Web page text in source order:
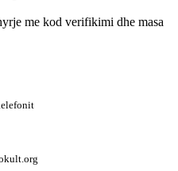
me kod verifikimi dhe masa